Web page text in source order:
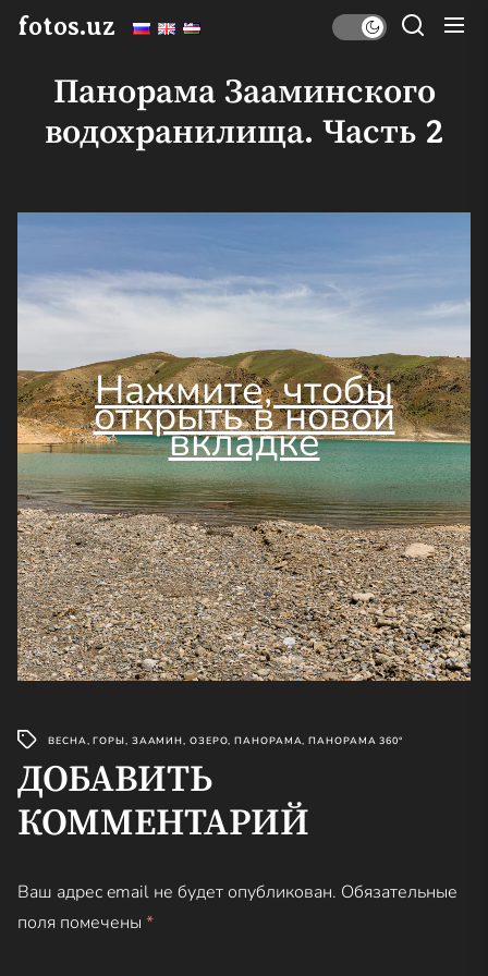
Перейти
fotos.uz
Панорама Зааминского
водохранилища. Часть 2
Нажмите, чтобы
открыть в новой
вкладке
ВЕСНА,ГОРЫ, ЗААМИН, ОЗЕРО,ПАНОРАМА,ПАНОРАМА 360°
ДОБАВИТЬ
КОММЕНТАРИЙ
Ваш адрес email не будет опубликован. Обязательные
поля помечены *